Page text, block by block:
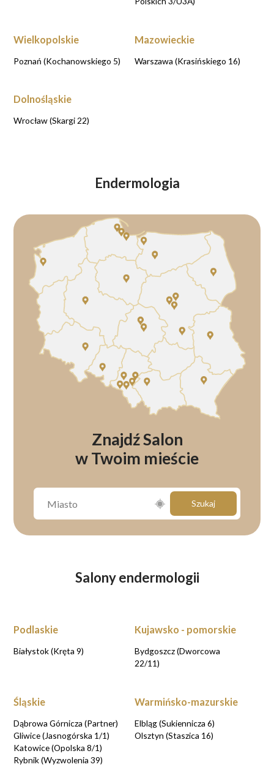
Wielkopolskie
Poznań (Kochanowskiego 5)
Mazowieckie
Warszawa (Krasińskiego 16)
Dolnośląskie
Wrocław (Skargi 22)
Endermologia
Znajdź Salon
w Twoim mieście
Szukaj
Salony endermologii
Podlaskie
Białystok (Kręta 9)
Kujawsko - pomorskie
Bydgoszcz (Dworcowa
22/11)
Śląskie
Dąbrowa Górnicza (Partner)
Gliwice (Jasnogórska 1/1)
Katowice (Opolska 8/1)
Rybnik (Wyzwolenia 39)
Warmińsko-mazurskie
Elbląg (Sukiennicza 6)
Olsztyn (Staszica 16)